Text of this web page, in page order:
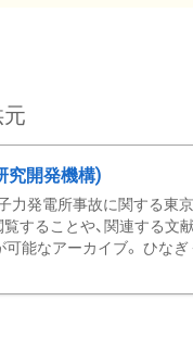
究開発機構)
発電所事故に関する東京
することや、関連する文
可能なアーカイブ。 ひな